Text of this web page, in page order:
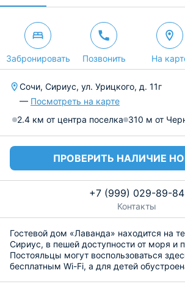
Забронировать Позвонить На
Сочи, Сириус, ул. Урицкого, д. 11г
— Посмотреть на карте
2.4 км от центра поселка 310 м от
ПРОВЕРИТЬ НАЛИЧИЕ
+7 (999) 029-89-84
Контакты
Гостевой дом «Лаванда» находится на
Сириус, в пешей доступности от моря и
Постояльцы могут воспользоваться
бесплатным Wi-Fi, а для детей